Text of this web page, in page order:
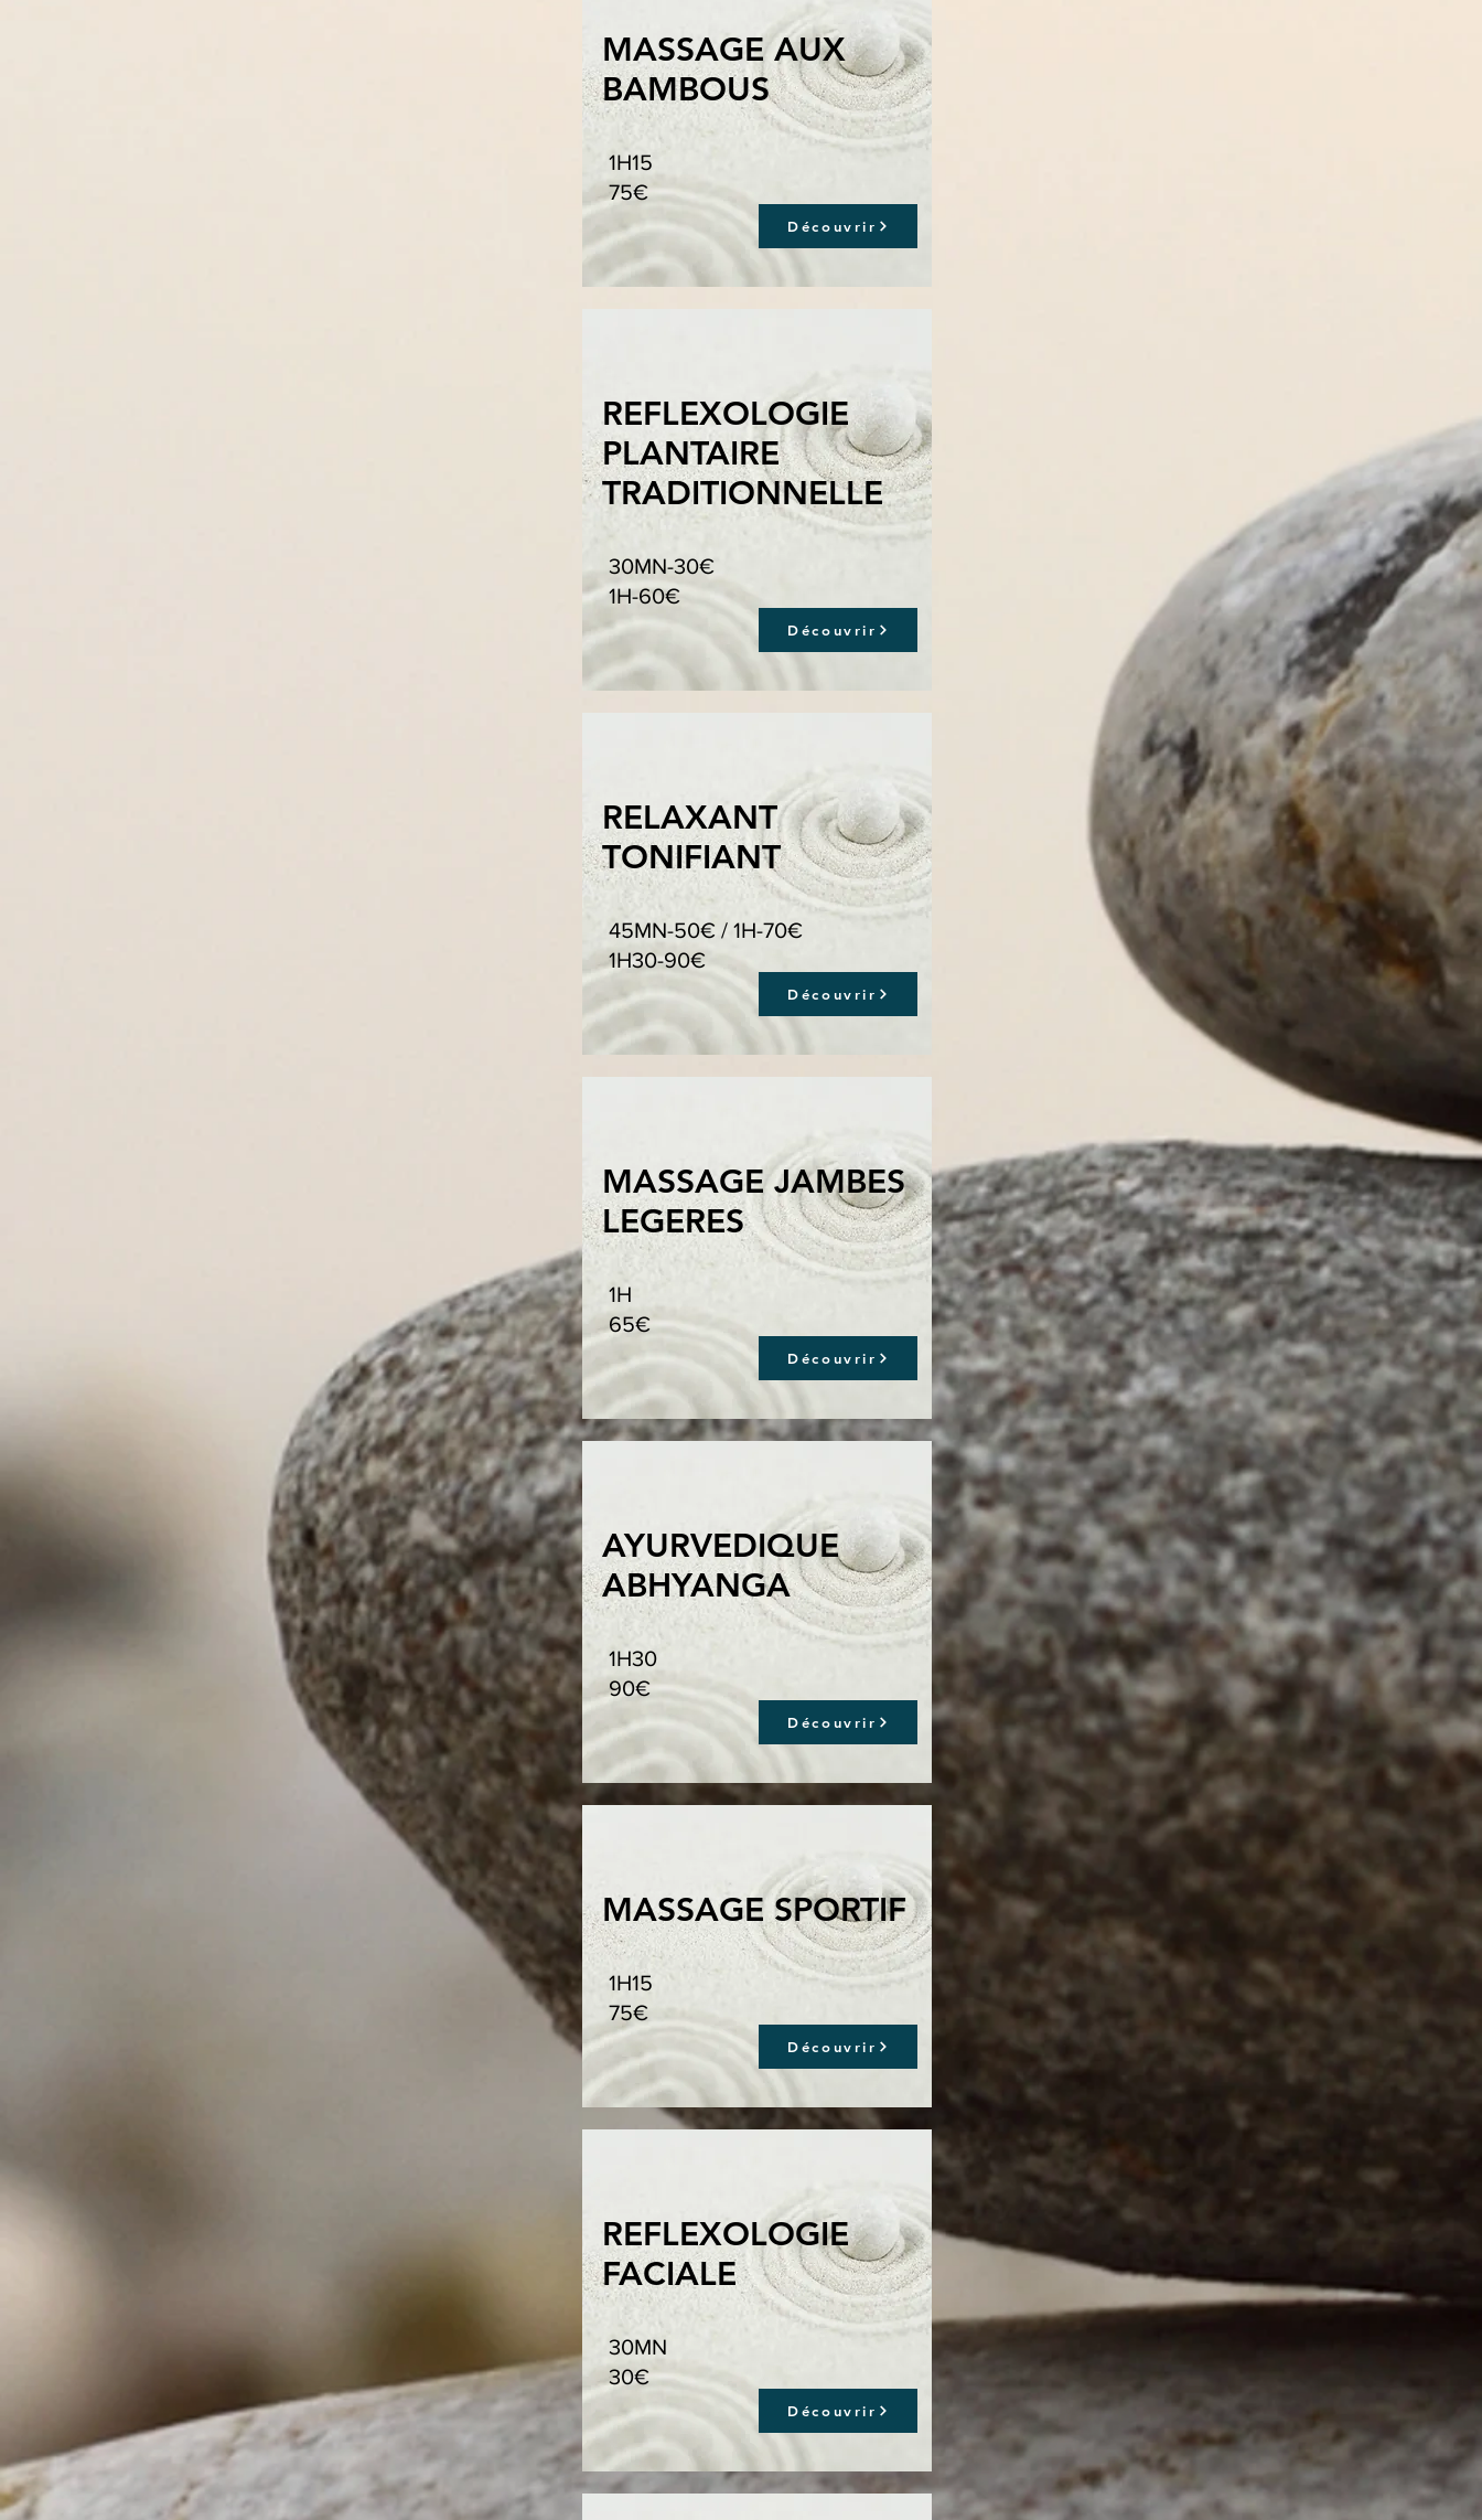
MASSAGE AUX
BAMBOUS
1H15
75€
Découvrir
REFLEXOLOGIE
PLANTAIRE
TRADITIONNELLE
30MN-30€
1H-60€
Découvrir
RELAXANT
TONIFIANT
45MN-50€ / 1H-70€
1H30-90€
Découvrir
MASSAGE JAMBES
LEGERES
1H
65€
Découvrir
AYURVEDIQUE
ABHYANGA
1H30
90€
Découvrir
MASSAGE SPORTIF
1H15
75€
Découvrir
REFLEXOLOGIE
FACIALE
30MN
30€
Découvrir